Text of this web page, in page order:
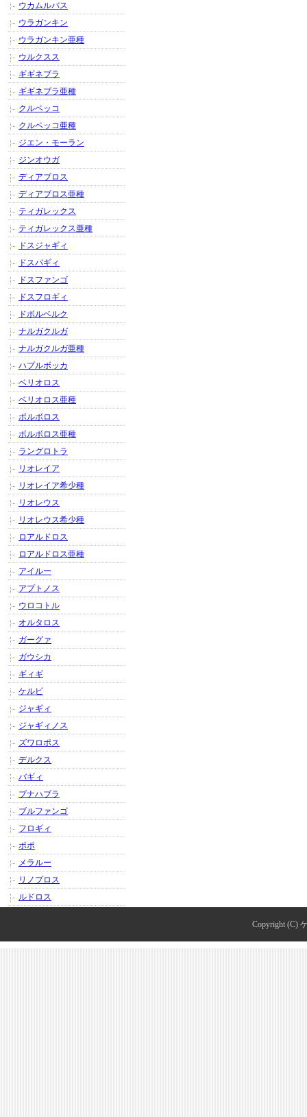
ウカムルバス
ウラガンキン
ウラガンキン亜種
ウルクスス
ギギネブラ
ギギネブラ亜種
クルペッコ
クルペッコ亜種
ジエン・モーラン
ジンオウガ
ディアブロス
ディアブロス亜種
ティガレックス
ティガレックス亜種
ドスジャギィ
ドスバギィ
ドスファンゴ
ドスフロギィ
ドボルベルク
ナルガクルガ
ナルガクルガ亜種
ハプルボッカ
ベリオロス
ベリオロス亜種
ボルボロス
ボルボロス亜種
ラングロトラ
リオレイア
リオレイア希少種
リオレウス
リオレウス希少種
ロアルドロス
ロアルドロス亜種
アイルー
アプトノス
ウロコトル
オルタロス
ガーグァ
ガウシカ
ギィギ
ケルビ
ジャギィ
ジャギィノス
ズワロポス
デルクス
バギィ
ブナハブラ
ブルファンゴ
フロギィ
ポポ
メラルー
リノプロス
ルドロス
Copyright (C)